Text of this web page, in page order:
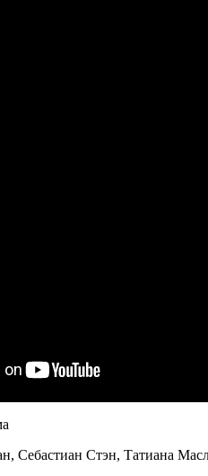
Себастиан Стэн, Татиана